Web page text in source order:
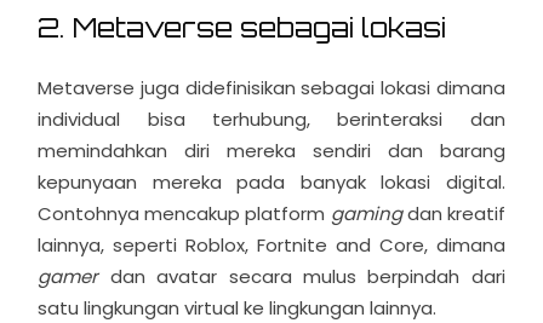
2. Metaverse sebagai lokasi
Metaverse juga didefinisikan sebagai lokasi dimana
individual bisa terhubung, berinteraksi dan
memindahkan diri mereka sendiri dan barang
kepunyaan mereka pada banyak lokasi digital.
Contohnya mencakup platform gamingdan kreatif
lainnya, seperti Roblox, Fortnite and Core, dimana
gamer dan avatar secara mulus berpindah dari
satu lingkungan virtual ke lingkungan lainnya.